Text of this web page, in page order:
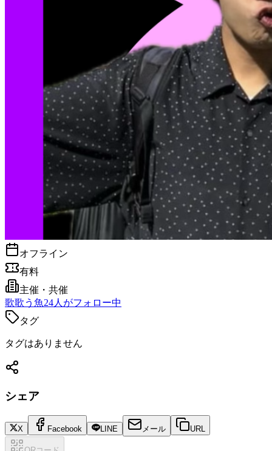
オフライン
有料
主催・共催
歌歌う魚24人がフォロー中
タグ
タグはありません
シェア
X Facebook LINE メール URL